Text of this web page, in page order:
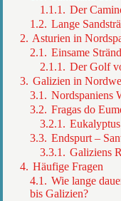
1.1.1. Der
1.2. Lange
2. Asturien in
2.1. Einsame
2.1.1. Der Golf
3. Galizien in
3.1. Nordspaniens
3.2. Fragas do
3.2.1.
3.3. Endspurt –
3.3.1. Galiziens
4. Häufige Fragen
4.1. Wie lange
bis Galizien?